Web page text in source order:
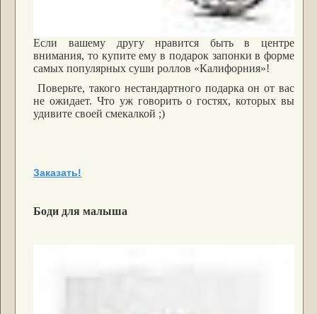
Если вашему другу нравится быть в центре
внимания, то купите ему в подарок запонки в форме
самых популярных суши роллов «Калифорния»!
Поверьте, такого нестандартного подарка он от вас
не ожидает. Что уж говорить о гостях, которых вы
удивите своей смекалкой ;)
Заказать!
Боди для малыша